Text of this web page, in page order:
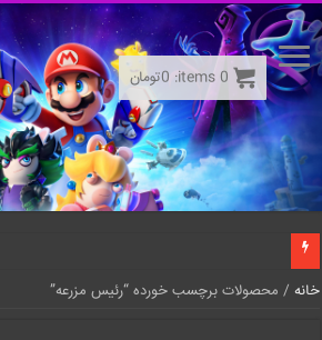
خانه / محصولات برچسب خورده “رئیس مزرعه”
0
items:
0تومان